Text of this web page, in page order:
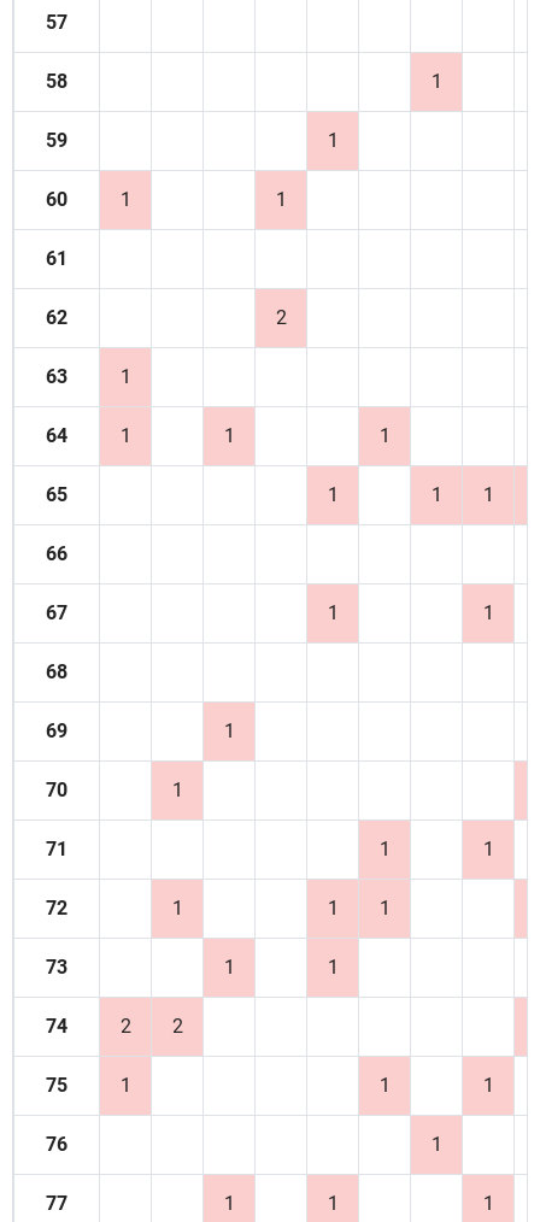
57
58 1
59 1
60 1 1
61
62 2
63 1
64 1 1 1
65 1 1 1
66
67 1 1
68
69 1
70 1
71 1 1
72 1 1 1
73 1 1
74 2 2
75 1 1 1
76 1
77 1 1 1